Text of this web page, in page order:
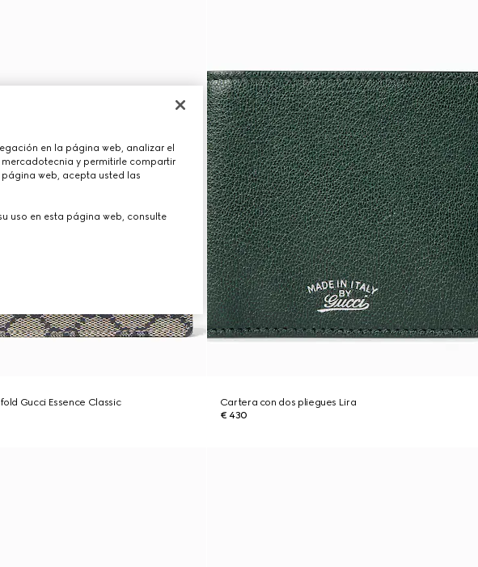
Gucci Essence Classic
Cartera con dos pliegues Lira
€ 430
en la página web, analizar el
mercadotecnia y permitirle compartir
web, acepta usted las
uso en esta página web, consulte